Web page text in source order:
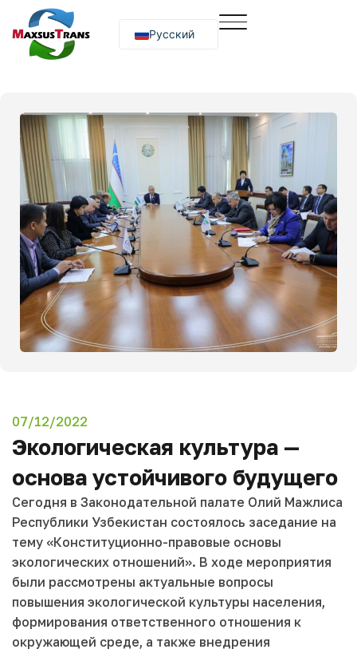
Русский
O‘zbekcha
07/12/2022
Экологическая культура —
основа устойчивого будущего
Сегодня в Законодательной палате Олий Мажлиса
Республики Узбекистан состоялось заседание на
тему «Конституционно-правовые основы
экологических отношений». В ходе мероприятия
были рассмотрены актуальные вопросы
повышения экологической культуры населения,
формирования ответственного отношения к
окружающей среде, а также внедрения